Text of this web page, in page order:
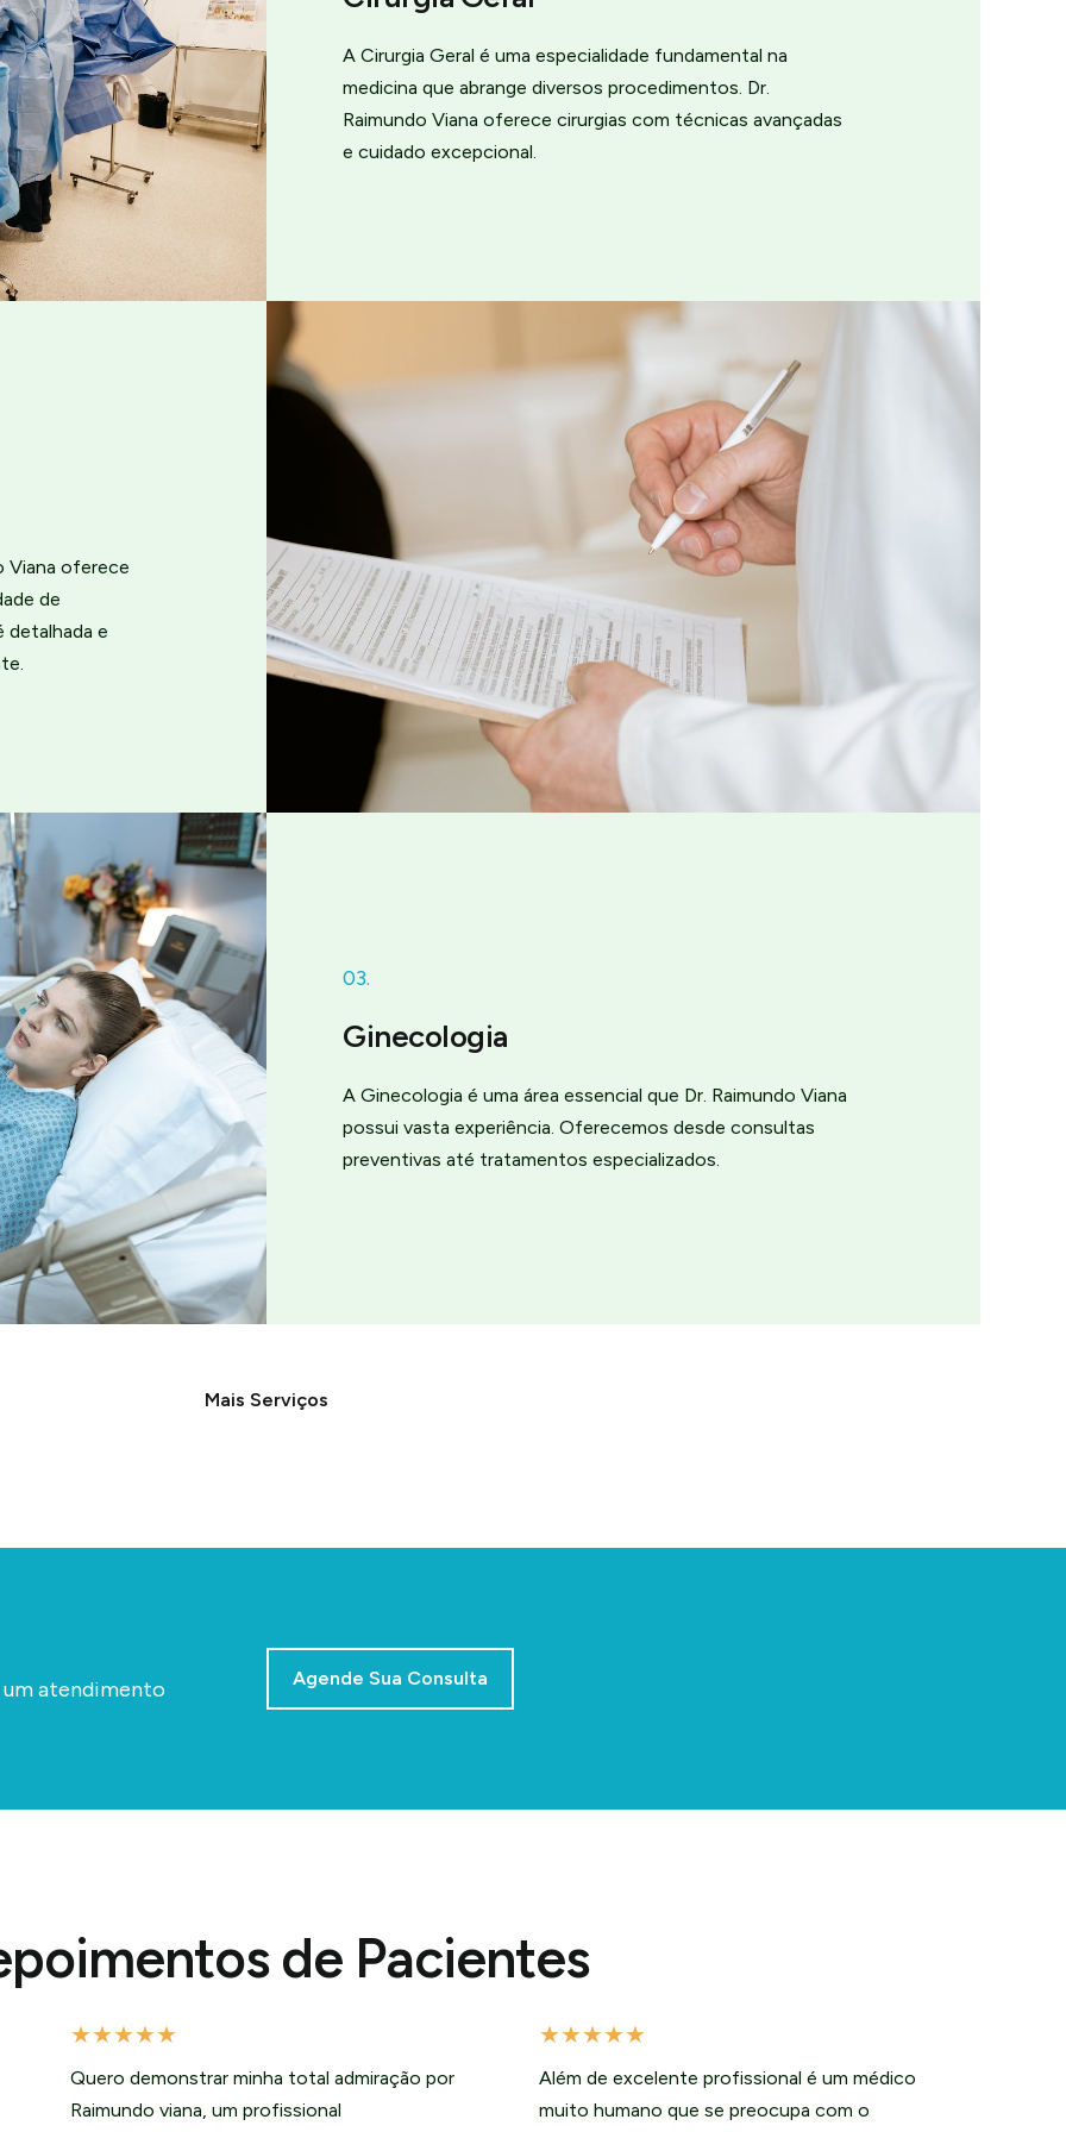
A Cirurgia Geral é uma especialidade fundamental na
medicina que abrange diversos procedimentos. Dr.
Raimundo Viana oferece cirurgias com técnicas avançadas
e cuidado excepcional.
Viana oferece
de
detalhada e
03.
Ginecologia
A Ginecologia é uma área essencial que Dr. Raimundo Viana
possui vasta experiência. Oferecemos desde consultas
preventivas até tratamentos especializados.
Mais Serviços
atendimento Agende Sua Consulta
de Pacientes
★★★★★
Quero demonstrar minha total admiração por
Raimundo viana, um profissional
★★★★★
Além de excelente profissional é um médico
muito humano que se preocupa com o